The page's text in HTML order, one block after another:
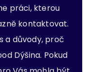
práci, kterou
kontaktovat.
a důvody, proč
Dýšina. Pokud